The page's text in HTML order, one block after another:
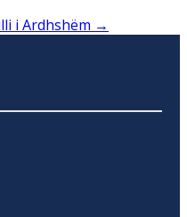
i Ardhshëm →